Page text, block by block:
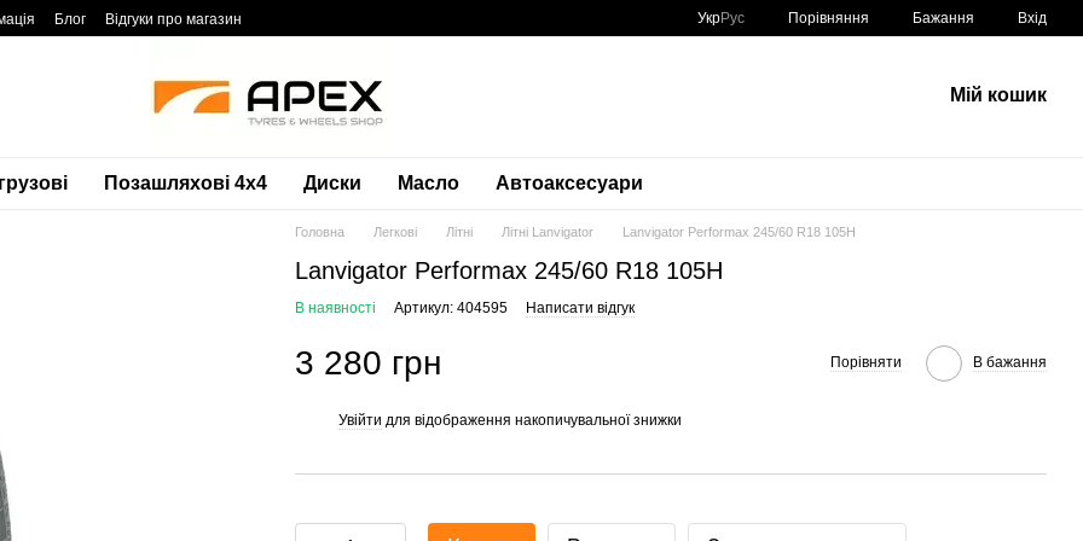
Блог Відгуки про магазин УкрРус Порівняння Бажання Вхід
Мій кошик
Позашляхові 4х4 Диски Масло Автоаксесуари
Головна Легкові Літні Літні Lanvigator Lanvigator Performax 245/60 R18 105H
Lanvigator Performax 245/60 R18 105H
В наявності Артикул: 404595 Написати відгук
3 280 грн Порівняти В бажання
Увійти для відображення накопичувальної знижки